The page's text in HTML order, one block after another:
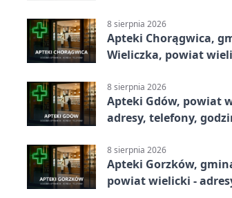
8 sierpnia 2026
Apteki Chorągwica,
Wieliczka, powiat
8 sierpnia 2026
Apteki Gdów, powiat
adresy, telefony,
8 sierpnia 2026
Apteki Gorzków,
powiat wielicki -